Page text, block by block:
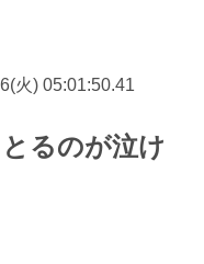
火) 05:01:50.41
るのが泣け